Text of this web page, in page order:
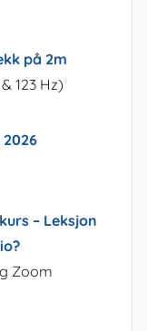
på 2m
123 Hz)
– Leksjon
Zoom